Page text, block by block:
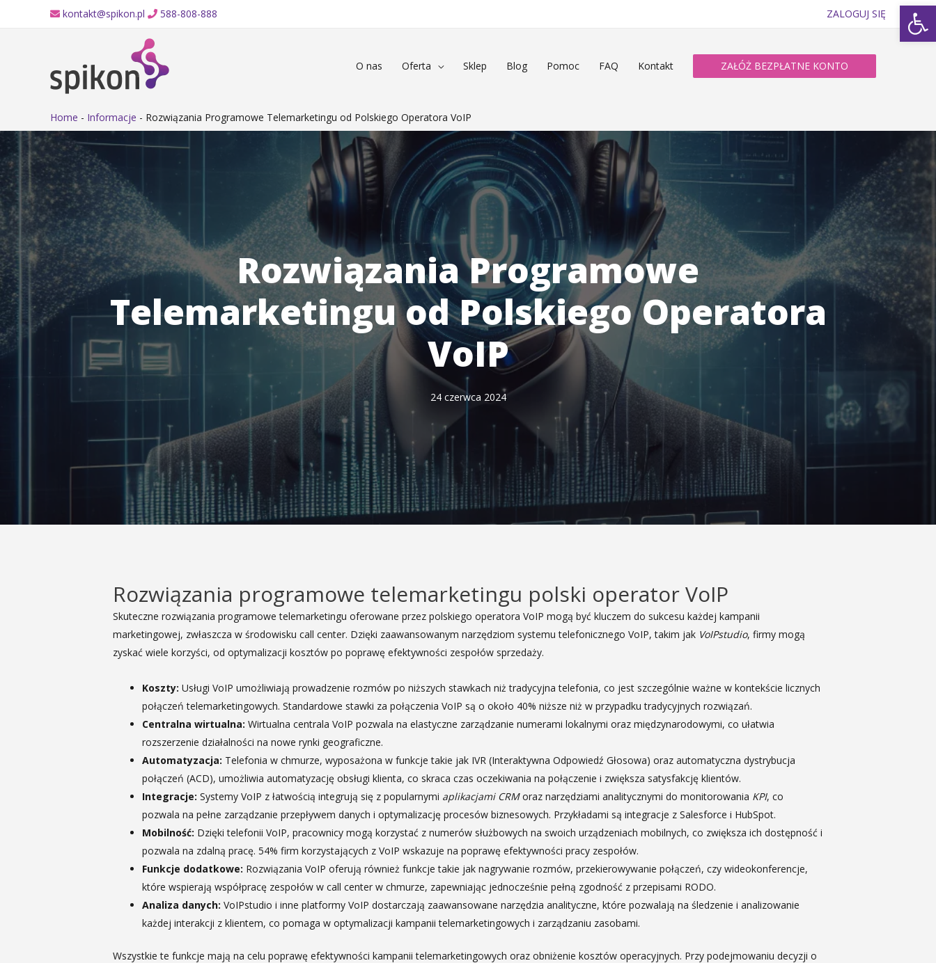
kontakt@spikon.pl 588-808-888 ZALOGUJ SIĘ
O nas Oferta Sklep Blog Pomoc FAQ Kontakt ZAŁÓŻ BEZPŁATNE KONTO
Home - Informacje - Rozwiązania Programowe Telemarketingu od Polskiego Operatora VoIP
Rozwiązania Programowe
Telemarketingu od Polskiego Operatora
VoIP
24 czerwca 2024
Rozwiązania programowe telemarketingu polski operator VoIP
Skuteczne rozwiązania programowe telemarketingu oferowane przez polskiego operatora VoIP mogą być kluczem do sukcesu każdej kampanii
marketingowej, zwłaszcza w środowisku call center. Dzięki zaawansowanym narzędziom systemu telefonicznego VoIP, takim jak VoIPstudio, firmy mogą
zyskać wiele korzyści, od optymalizacji kosztów po poprawę efektywności zespołów sprzedaży.
Koszty: Usługi VoIP umożliwiają prowadzenie rozmów po niższych stawkach niż tradycyjna telefonia, co jest szczególnie ważne w kontekście licznych
połączeń telemarketingowych. Standardowe stawki za połączenia VoIP są o około 40% niższe niż w przypadku tradycyjnych rozwiązań.
Centralna wirtualna: Wirtualna centrala VoIP pozwala na elastyczne zarządzanie numerami lokalnymi oraz międzynarodowymi, co ułatwia
rozszerzenie działalności na nowe rynki geograficzne.
Automatyzacja: Telefonia w chmurze, wyposażona w funkcje takie jak IVR (Interaktywna Odpowiedź Głosowa) oraz automatyczna dystrybucja
połączeń (ACD), umożliwia automatyzację obsługi klienta, co skraca czas oczekiwania na połączenie i zwiększa satysfakcję klientów.
Integracje: Systemy VoIP z łatwością integrują się z popularnymi aplikacjami CRMoraz narzędziami analitycznymi do monitorowania KPI, co
pozwala na pełne zarządzanie przepływem danych i optymalizację procesów biznesowych. Przykładami są integracje z Salesforce i HubSpot.
Mobilność: Dzięki telefonii VoIP, pracownicy mogą korzystać z numerów służbowych na swoich urządzeniach mobilnych, co zwiększa ich dostępność i
pozwala na zdalną pracę. 54% firm korzystających z VoIP wskazuje na poprawę efektywności pracy zespołów.
Funkcje dodatkowe: Rozwiązania VoIP oferują również funkcje takie jak nagrywanie rozmów, przekierowywanie połączeń, czy wideokonferencje,
które wspierają współpracę zespołów w call center w chmurze, zapewniając jednocześnie pełną zgodność z przepisami RODO.
Analiza danych: VoIPstudio i inne platformy VoIP dostarczają zaawansowane narzędzia analityczne, które pozwalają na śledzenie i analizowanie
każdej interakcji z klientem, co pomaga w optymalizacji kampanii telemarketingowych i zarządzaniu zasobami.
Wszystkie te funkcje mają na celu poprawę efektywności kampanii telemarketingowych oraz obniżenie kosztów operacyjnych. Przy podejmowaniu decyzji o